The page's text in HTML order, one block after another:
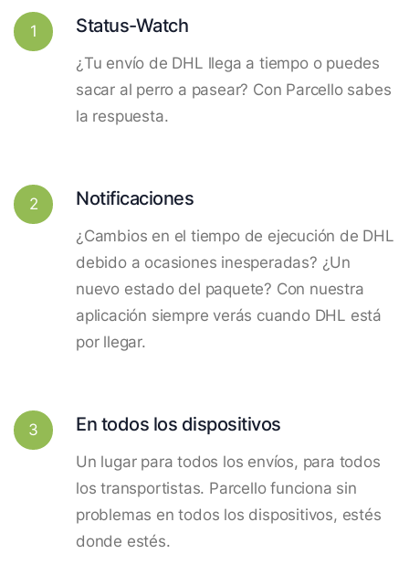
1 Status-Watch
¿Tu envío de DHL llega a tiempo o puedes
sacar al perro a pasear? Con Parcello sabes
la respuesta.
2 Notificaciones
¿Cambios en el tiempo de ejecución de DHL
debido a ocasiones inesperadas? ¿Un
nuevo estado del paquete? Con nuestra
aplicación siempre verás cuando DHL está
por llegar.
3 En todos los dispositivos
Un lugar para todos los envíos, para todos
los transportistas. Parcello funciona sin
problemas en todos los dispositivos, estés
donde estés.